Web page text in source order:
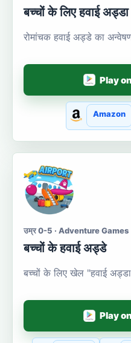
बच्चों के लिए हवाई अड्डा
रोमांचक हवाई अड्डे का
Play
Amazon
उम्र 0-5 · Adventure Games
बच्चों के हवाई अड्डे
बच्चों के लिए खेल "हवाई
Play